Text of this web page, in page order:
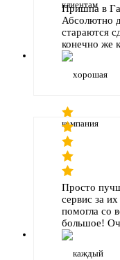
Пришпа в
Абсолютно
стараются
конечно же
Просто
сервис за
помогла со
большое!